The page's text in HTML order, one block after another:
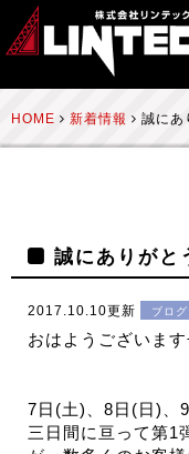
HOME 新着情報 誠にあ
誠にありがと
2017.10.10更新 ブログ
おはようございま
7日(土)、8日(日)、
三日間に亘って第1